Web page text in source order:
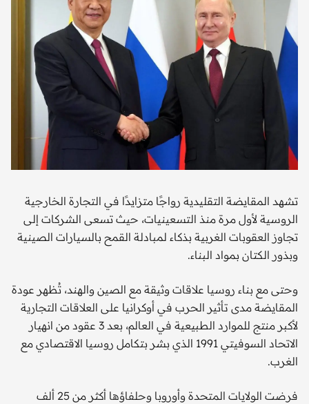
تشهد المقايضة التقليدية رواجًا متزايدًا في التجارة الخارجية
الروسية لأول مرة منذ التسعينيات، حيث تسعى الشركات إلى
تجاوز العقوبات الغربية بذكاء لمبادلة القمح بالسيارات الصينية
وبذور الكتان بمواد البناء.
وحتى مع بناء روسيا علاقات وثيقة مع الصين والهند، تُظهر عودة
المقايضة مدى تأثير الحرب في أوكرانيا على العلاقات التجارية
لأكبر منتج للموارد الطبيعية في العالم، بعد 3 عقود من انهيار
الاتحاد السوفيتي 1991 الذي بشر بتكامل روسيا الاقتصادي مع
الغرب.
فرضت الولايات المتحدة وأوروبا وحلفاؤها أكثر من 25 ألف